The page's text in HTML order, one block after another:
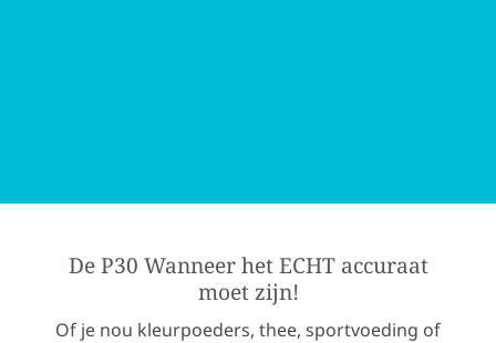
De P30 Wanneer het ECHT accuraat
moet zijn!
Of je nou kleurpoeders, thee, sportvoeding of